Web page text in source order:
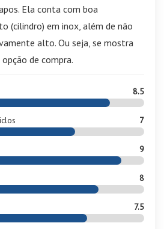
Ela conta com boa
(cilindro) em inox, além de não
alto. Ou seja, se mostra
de compra.
8.5
7
9
8
7.5